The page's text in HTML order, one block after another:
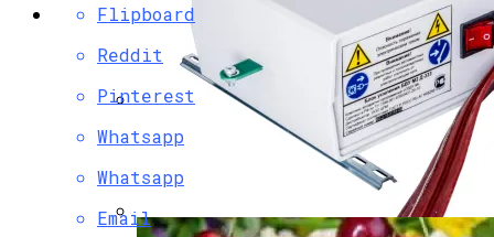
Как Выбрать Дачу Для Сезонного
Проживания Без Ошибок
Мода Для Бизнес-Леди: Как Совмещать
Стиль И Предпринимательство
Flipboard
Reddit
Pinterest
Whatsapp
Whatsapp
Email